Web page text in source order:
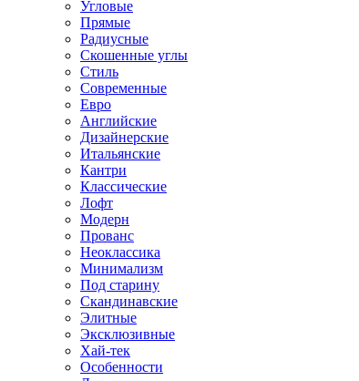
Угловые
Прямые
Радиусные
Скошенные углы
Стиль
Современные
Евро
Английские
Дизайнерские
Итальянские
Кантри
Классические
Лофт
Модерн
Прованс
Неоклассика
Минимализм
Под старину
Скандинавские
Элитные
Эксклюзивные
Хай-тек
Особенности